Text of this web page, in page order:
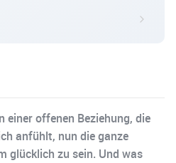
einer offenen Beziehung, die
anfühlt, nun die ganze
glücklich zu sein. Und was